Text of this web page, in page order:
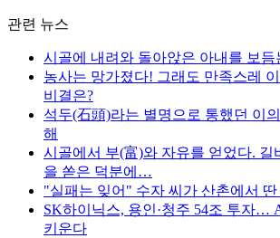
관련 뉴스
시골에 내려와 돌아앉은 아내를 보듬
농사는 망가졌다! 그래도 만족스레
비결은?
석두(石頭)라는 별명으로 통했던 이
해
시골에서 부(富)와 자유를 얻었다. 길
을 쏟은 덕분에…
"실패는 잊어" 수자 씨가 산촌에서 딴
SK하이닉스, 용인·청주 54조 투자…
키운다